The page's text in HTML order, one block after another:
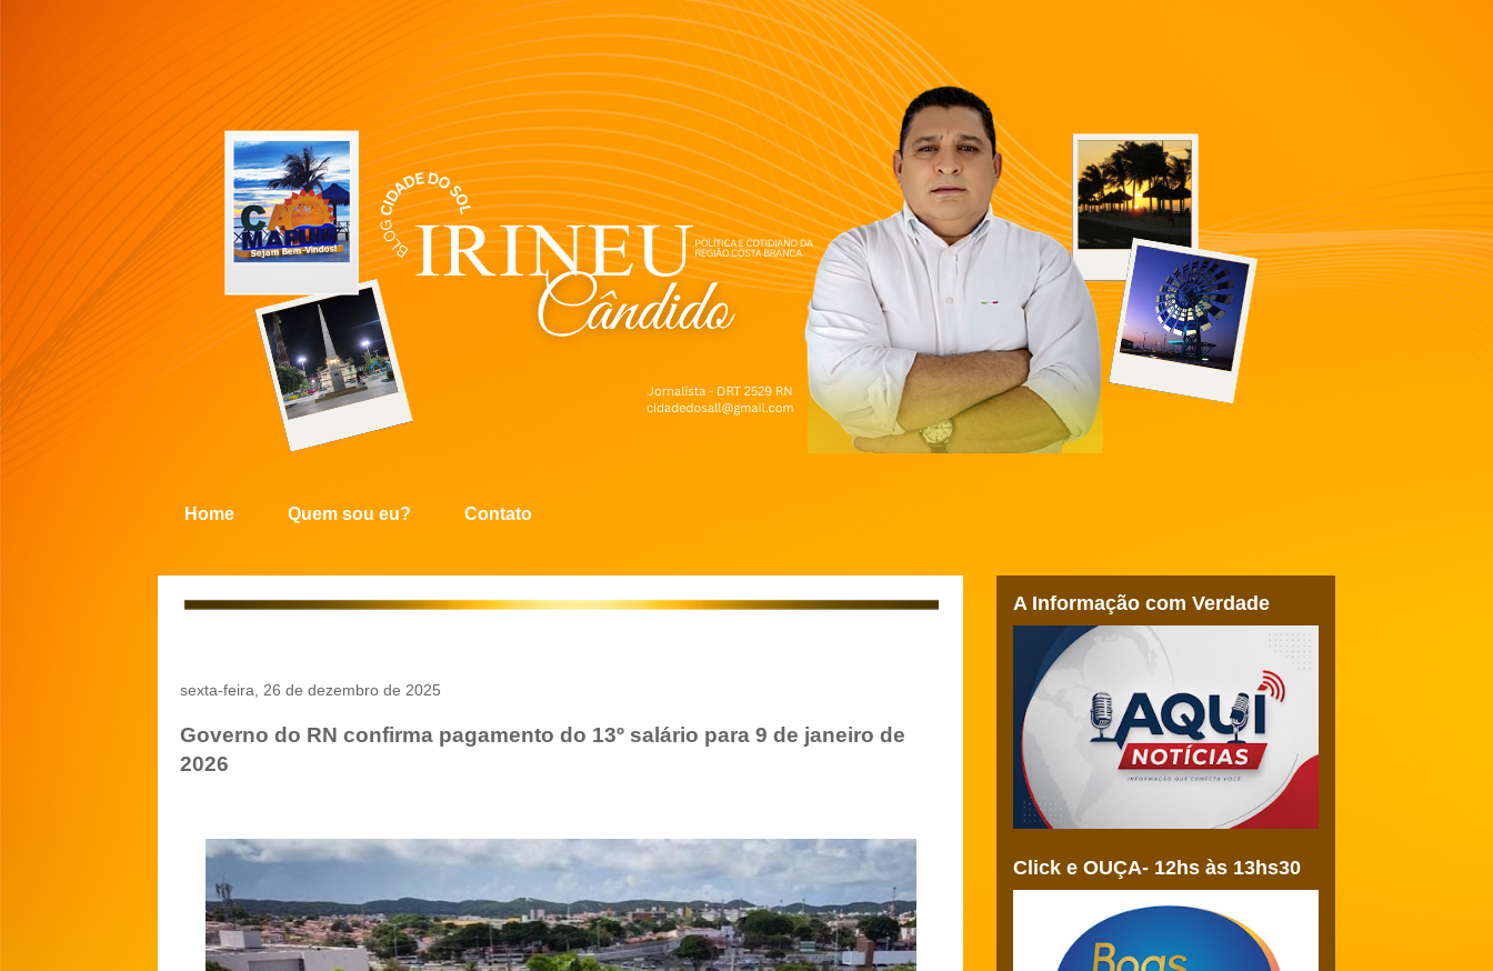
Home Quem sou eu? Contato
sexta-feira, 26 de dezembro de 2025
Governo do RN confirma pagamento do 13º salário para 9 de janeiro de
2026
A Informação com Verdade
Click e OUÇA- 12hs às 13hs30